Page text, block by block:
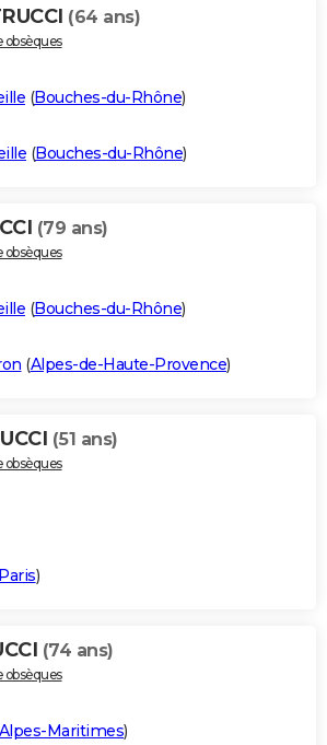
(64 ans)
(Bouches-du-Rhône)
(Bouches-du-Rhône)
(79 ans)
(Bouches-du-Rhône)
(Alpes-de-Haute-Provence)
(51 ans)
)
(74 ans)
Maritimes)